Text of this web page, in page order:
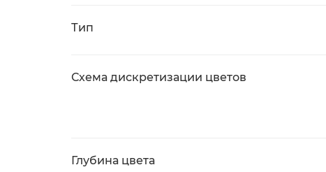
Тип
Схема дискретизации цветов
Глубина цвета